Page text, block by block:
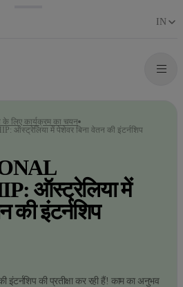
IN
लिए कार्यक्रम का चयन
ऑस्ट्रेलिया में पेशेवर बिना वेतन की इंटर्नशिप
ऑस्ट्रेलिया में
की इंटर्नशिप
इंटर्नशिप की प्रतीक्षा कर रही हैं! काम का अनुभव